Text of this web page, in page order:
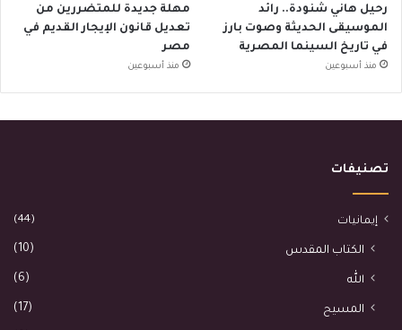
رحيل هاني شنودة.. رائد
الموسيقى الحديثة وصوت بارز
في تاريخ السينما المصرية
منذ أسبوعين
مهلة جديدة للمتضررين من
تعديل قانون الإيجار القديم في
مصر
منذ أسبوعين
تصنيفات
إيمانيات (44)
الكتاب المقدس (10)
الله (6)
المسيح (17)